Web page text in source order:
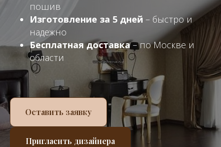
пошив
Изготовление за 5 дней – быстро и
надежно
Бесплатная доставка– по Москве и
области
Оставить заявку
Пригласить дизайнера